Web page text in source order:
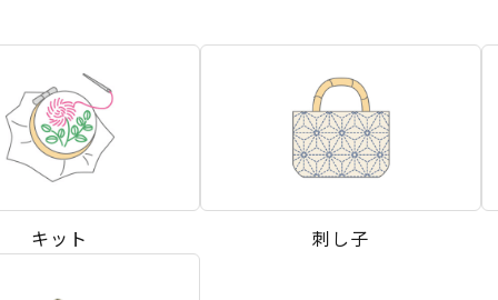
キット 刺し子